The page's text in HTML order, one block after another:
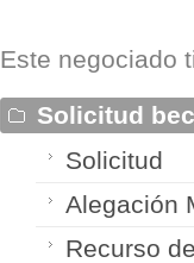
Este negociado
Solicitud
Solicitud
Alegación
Recurso